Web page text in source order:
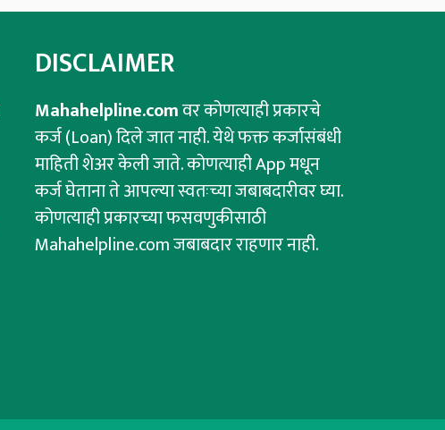
DISCLAIMER
Mahahelpline.comवर कोणत्याही प्रकारचे
कर्ज (Loan) दिले जात नाही. येथे फक्त कर्जासंबंधी
माहिती शेअर केली जाते. कोणत्याही App मधून
कर्ज घेताना ते आपल्या स्वतःच्या जबाबदारीवर घ्या.
कोणत्याही प्रकारच्या फसवणुकीसाठी
Mahahelpline.com जबाबदार राहणार नाही.